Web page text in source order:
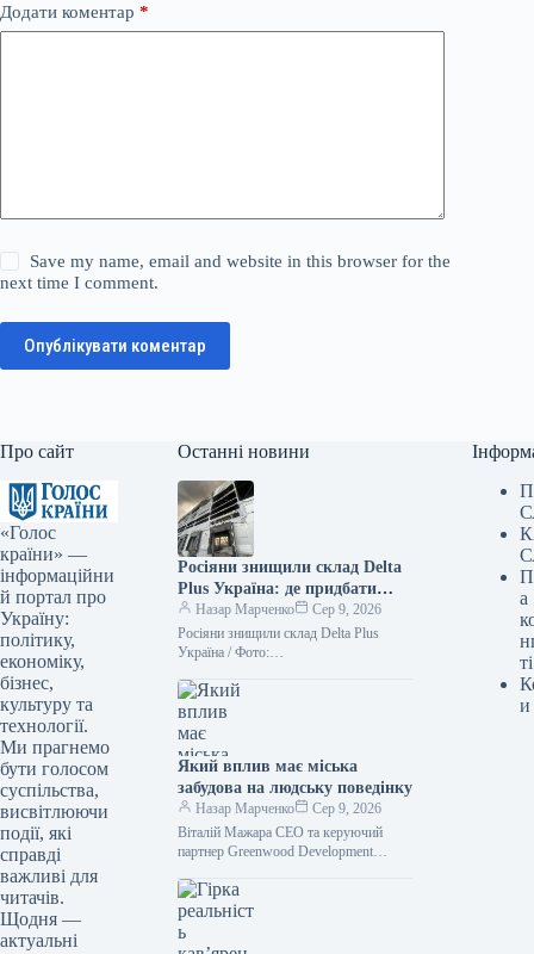
Додати коментар *
Save my name, email and website in this browser for the
next time I comment.
Опублікувати коментар
Про сайт
«Голос
країни» —
інформаційни
й портал про
Україну:
політику,
економіку,
бізнес,
культуру та
технології.
Ми прагнемо
бути голосом
суспільства,
висвітлюючи
події, які
справді
важливі для
читачів.
Щодня —
актуальні
Останні новини
Росіяни знищили склад Delta
Plus Україна: де придбати
товари — ФОТО
Назар Марченко
Сер 9, 2026
Росіяни знищили склад Delta Plus
Україна / Фото:
Унаслідок обстрілу з боку Росії 5
серпня повністю зруйновано офіс та…
Який вплив має міська
забудова на людську поведінку
Назар Марченко
Сер 9, 2026
Віталій Мажара CEO та керуючий
партнер Greenwood Development
оцінюються за зовнішнім виглядом,
плануванням, інноваційними
технологіями та
а
ті
и